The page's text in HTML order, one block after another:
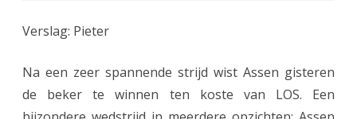
Verslag: Pieter
Na een zeer spannende strijd wist Assen gisteren
de beker te winnen ten koste van LOS. Een